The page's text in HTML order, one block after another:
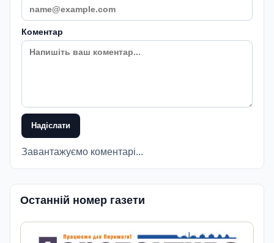
Коментар
Надіслати
Завантажуємо коментарі...
Останній номер газети